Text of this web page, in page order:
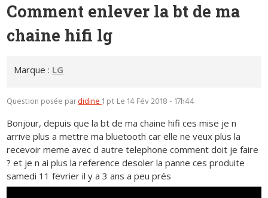
Comment enlever la bt de ma
chaine hifi lg
Marque : LG
Question posée pardidine1 pt Le 14 Fév 2018 - 17h44
Bonjour, depuis que la bt de ma chaine hifi ces mise je n
arrive plus a mettre ma bluetooth car elle ne veux plus la
recevoir meme avec d autre telephone comment doit je faire
? et je n ai plus la reference desoler la panne ces produite
samedi 11 fevrier il y a 3 ans a peu prés